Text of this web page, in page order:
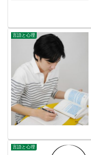
言語と心理
言語と心理